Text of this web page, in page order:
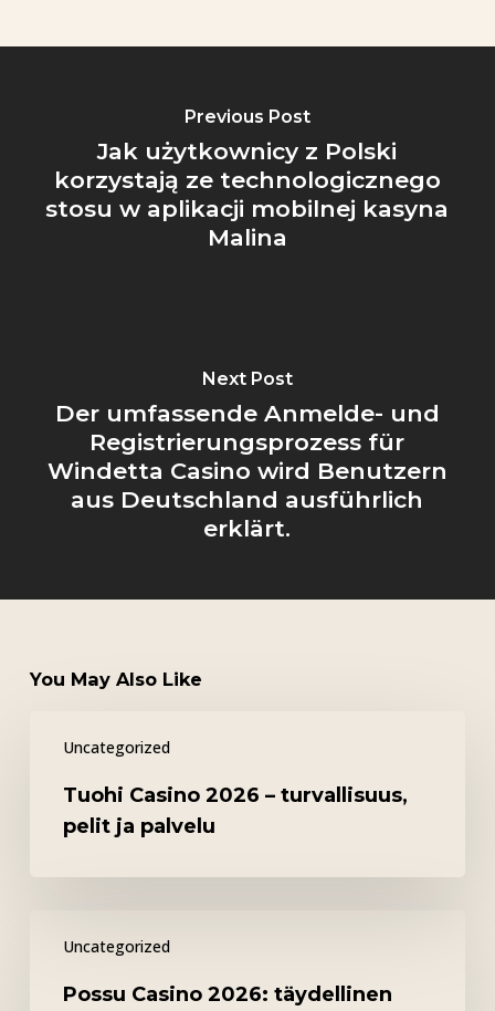
Previous Post
Jak użytkownicy z Polski
korzystają ze technologicznego
stosu w aplikacji mobilnej kasyna
Malina
Next Post
Der umfassende Anmelde- und
Registrierungsprozess für
Windetta Casino wird Benutzern
aus Deutschland ausführlich
erklärt.
You May Also Like
Uncategorized
Casino
turvallisuus,
Tuohi Casino 2026 – turvallisuus,
pelit ja palvelu
Uncategorized
Casino
Possu Casino 2026: täydellinen